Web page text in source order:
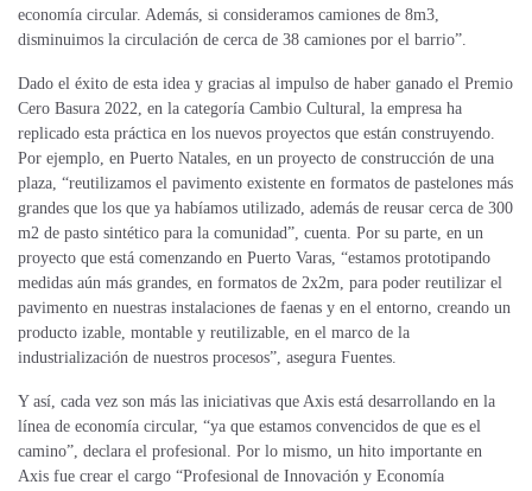
economía circular. Además, si consideramos camiones de 8m3,
disminuimos la circulación de cerca de 38 camiones por el barrio”.
Dado el éxito de esta idea y gracias al impulso de haber ganado el Premio
Cero Basura 2022, en la categoría Cambio Cultural, la empresa ha
replicado esta práctica en los nuevos proyectos que están construyendo.
Por ejemplo, en Puerto Natales, en un proyecto de construcción de una
plaza, “reutilizamos el pavimento existente en formatos de pastelones más
grandes que los que ya habíamos utilizado, además de reusar cerca de 300
m2 de pasto sintético para la comunidad”, cuenta. Por su parte, en un
proyecto que está comenzando en Puerto Varas, “estamos prototipando
medidas aún más grandes, en formatos de 2x2m, para poder reutilizar el
pavimento en nuestras instalaciones de faenas y en el entorno, creando un
producto izable, montable y reutilizable, en el marco de la
industrialización de nuestros procesos”, asegura Fuentes.
Y así, cada vez son más las iniciativas que Axis está desarrollando en la
línea de economía circular, “ya que estamos convencidos de que es el
camino”, declara el profesional. Por lo mismo, un hito importante en
Axis fue crear el cargo “Profesional de Innovación y Economía